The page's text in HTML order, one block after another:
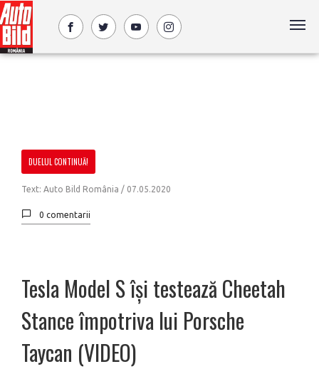
DUELUL CONTINUĂ!
Text: Auto Bild România / 07.05.2020
0 comentarii
Tesla Model S își testează Cheetah
Stance împotriva lui Porsche
Taycan (VIDEO)